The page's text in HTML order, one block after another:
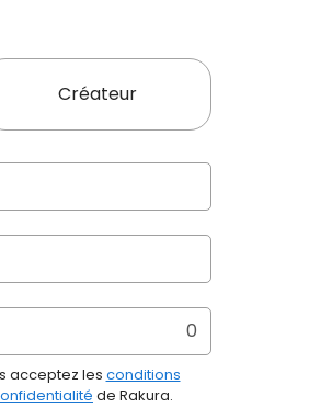
Créateur
0
acceptez les conditions
de Rakura.